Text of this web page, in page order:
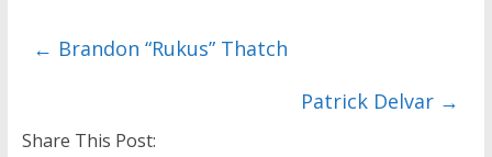
← Brandon “Rukus” Thatch
Patrick Delvar →
Share This Post: